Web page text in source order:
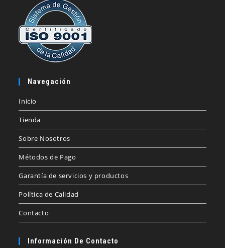
Navegación
Inicio
Tienda
Sobre Nosotros
Métodos de Pago
Garantía de servicios y productos
Política de Calidad
Contacto
Información De Contacto